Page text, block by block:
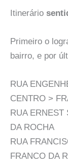
Itinerário
Primeiro o
bairro, e por
RUA
CENTRO >
RUA
DA ROCHA
RUA
FRANCO DA